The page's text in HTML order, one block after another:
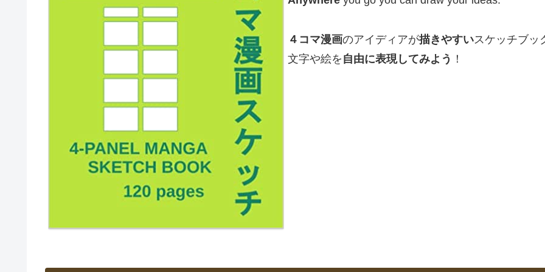
４コマ漫画のアイディアが描きやすいスケッチブッ
文字や絵を 自由に表現してみよう ！